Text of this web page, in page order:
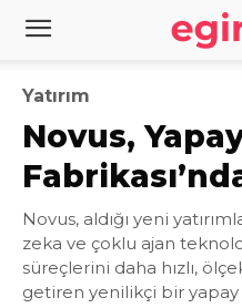
Yatırım
Novus,
Novus, aldığı yeni
zeka ve çoklu ajan
süreçlerini daha hızlı,
getiren yenilikçi bir